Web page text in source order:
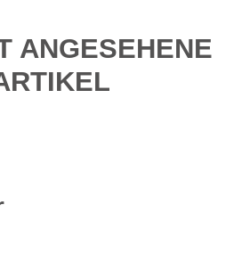
ANGESEHENE